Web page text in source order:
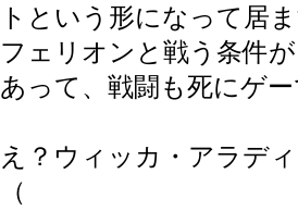
トという形になって居
フェリオンと戦う条件
あって、戦闘も死にゲ
え？ウィッカ・アラデ
（